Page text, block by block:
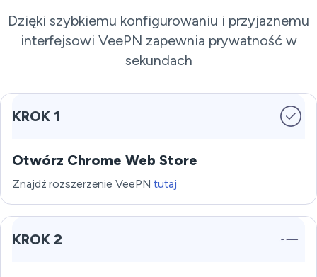
Dzięki szybkiemu konfigurowaniu i przyjaznemu
interfejsowi VeePN zapewnia prywatność w
sekundach
KROK 1
Otwórz Chrome Web Store
Znajdź rozszerzenie VeePNtutaj
KROK 2